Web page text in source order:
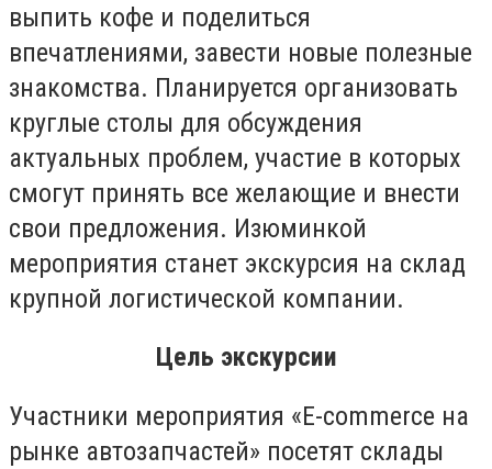
выпить кофе и поделиться
впечатлениями, завести новые полезные
знакомства. Планируется организовать
круглые столы для обсуждения
актуальных проблем, участие в которых
смогут принять все желающие и внести
свои предложения. Изюминкой
мероприятия станет экскурсия на склад
крупной логистической компании.
Цель экскурсии
Участники мероприятия «E-commerce на
рынке автозапчастей» посетят склады